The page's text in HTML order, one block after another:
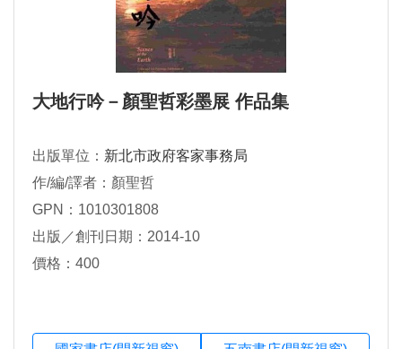
大地行吟－顏聖哲彩墨展 作品集
出版單位： 新北市政府客家事務局
作/編/譯者：顏聖哲
GPN：1010301808
出版／創刊日期：2014-10
價格：400